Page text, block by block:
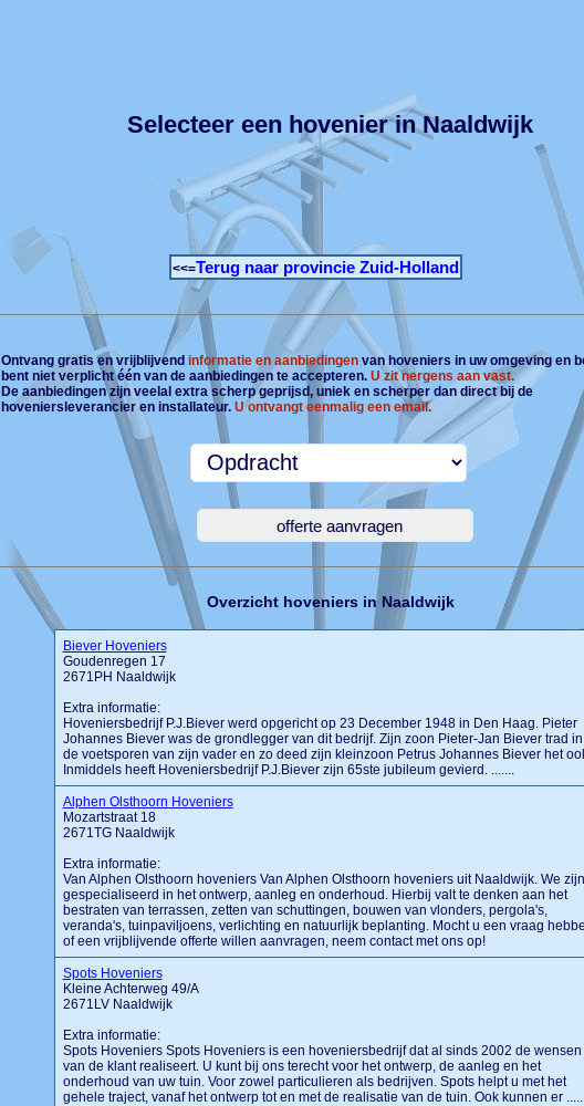
Selecteer een hovenier in Naaldwijk
<<=Terug naar provincie Zuid-Holland
Ontvang gratis en vrijblijvend informatie en aanbiedingenvan hoveniers in uw omgeving en
bent niet verplicht één van de aanbiedingen te accepteren. U zit nergens aan vast.
De aanbiedingen zijn veelal extra scherp geprijsd, uniek en scherper dan direct bij de
hoveniersleverancier en installateur. U ontvangt eenmalig een email.
Overzicht hoveniers in Naaldwijk
Biever Hoveniers
Goudenregen 17
2671PH Naaldwijk
Extra informatie:
Hoveniersbedrijf P.J.Biever werd opgericht op 23 December 1948 in Den Haag. Pieter
Johannes Biever was de grondlegger van dit bedrijf. Zijn zoon Pieter-Jan Biever trad in
de voetsporen van zijn vader en zo deed zijn kleinzoon Petrus Johannes Biever het
Inmiddels heeft Hoveniersbedrijf P.J.Biever zijn 65ste jubileum gevierd. .......
Alphen Olsthoorn Hoveniers
Mozartstraat 18
2671TG Naaldwijk
Extra informatie:
Van Alphen Olsthoorn hoveniers Van Alphen Olsthoorn hoveniers uit Naaldwijk. We zijn
gespecialiseerd in het ontwerp, aanleg en onderhoud. Hierbij valt te denken aan het
bestraten van terrassen, zetten van schuttingen, bouwen van vlonders, pergola's,
veranda's, tuinpaviljoens, verlichting en natuurlijk beplanting. Mocht u een vraag
of een vrijblijvende offerte willen aanvragen, neem contact met ons op!
Spots Hoveniers
Kleine Achterweg 49/A
2671LV Naaldwijk
Extra informatie:
Spots Hoveniers Spots Hoveniers is een hoveniersbedrijf dat al sinds 2002 de wensen
van de klant realiseert. U kunt bij ons terecht voor het ontwerp, de aanleg en het
onderhoud van uw tuin. Voor zowel particulieren als bedrijven. Spots helpt u met het
gehele traject, vanaf het ontwerp tot en met de realisatie van de tuin. Ook kunnen er